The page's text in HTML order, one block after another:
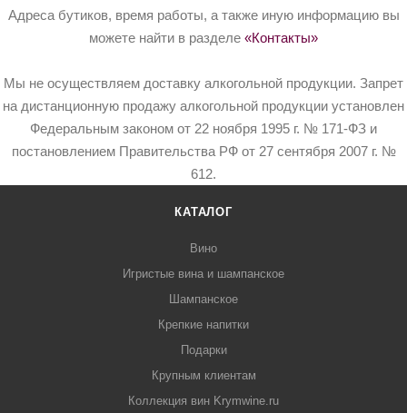
Адреса бутиков, время работы, а также иную информацию вы
можете найти в разделе «Контакты»
Мы не осуществляем доставку алкогольной продукции. Запрет
на дистанционную продажу алкогольной продукции установлен
Федеральным законом от 22 ноября 1995 г. № 171-ФЗ и
постановлением Правительства РФ от 27 сентября 2007 г. №
612.
КАТАЛОГ
Вино
Игристые вина и шампанское
Шампанское
Крепкие напитки
Подарки
Крупным клиентам
Коллекция вин Krymwine.ru